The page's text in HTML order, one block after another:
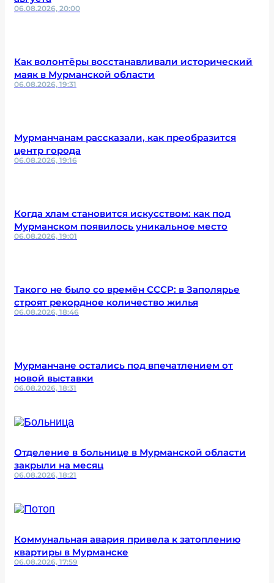
06.08.2026, 20:00
Как волонтёры восстанавливали исторический
маяк в Мурманской области
06.08.2026, 19:31
Мурманчанам рассказали, как преобразится
центр города
06.08.2026, 19:16
Когда хлам становится искусством: как под
Мурманском появилось уникальное место
06.08.2026, 19:01
Такого не было со времён СССР: в Заполярье
строят рекордное количество жилья
06.08.2026, 18:46
Мурманчане остались под впечатлением от
новой выставки
06.08.2026, 18:31
Отделение в больнице в Мурманской области
закрыли на месяц
06.08.2026, 18:21
Коммунальная авария привела к затоплению
квартиры в Мурманске
06.08.2026, 17:59